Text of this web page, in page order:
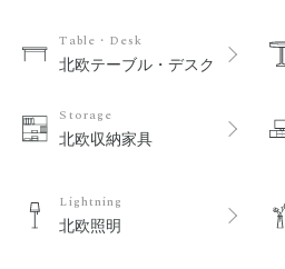
Table・Desk
北欧テーブル・デスク
Storage
北欧収納家具
Lightning
北欧照明